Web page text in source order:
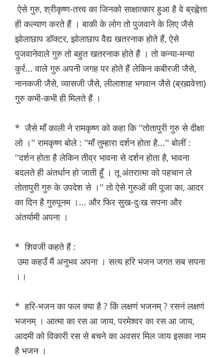
ऐसे गुरु, श्रीकृष्ण-तत्त्व का जिनको साक्षात्कार हुआ है वे ब्रह्वेत्ता
ही कल्याण करते हैं । बाकी के लोग तो पुजवाने के लिए जैसे
झोलाछाप डॉक्टर, झोलाछाप वैद्य खतरनाक होते हैं, ऐसे
पुजवानेवाले गुरु तो बहुत खतरनाक होते हैं । तो कन्या-मन्या
कुर्र... वाले गुरु अपनी जगह पर होते हैं लेकिन कबीरजी जैसे,
नानकजी जैसे, व्यासजी जैसे, लीलाशाह भगवान जैसे (ब्रह्मवेत्ता)
गुरु कभी-कभी ही मिलते हैं ।
* जैसे माँ काली ने रामकृष्ण को कहा कि ''तोतापुरी गुरु से दीक्षा
लो ।'' रामकृष्ण बोले : ''माँ तुम्हारा दर्शन होता है...'' बोलीं :
''दर्शन होता है लेकिन तीव्र भावना से दर्शन होता है, भावना
बदलते ही अंतर्धान हो जाती हूँ । तू अंतरात्मा को पहचान ले
तोतापुरी गुरु के उपदेश से ।'' तो ऐसे गुरुओं की पूजा का, आदर
का दिन है गुरुपूनम ।... और फिर सुख-दुःख सपना और
अंतर्यामी अपना ।
* शिवजी कहते हैं :
उमा कहउँ मैं अनुभव अपना । सत्य हरि भजन जगत सब सपना
।।
* हरि-भजन का फल क्या है ? किं लक्षणं भजनम् ? रसनं लक्षणं
भजनम् । आत्मा का रस आ जाय, परमेश्वर का रस आ जाय,
आदमी को विकारी रस से बचने का अवसर मिल जाय इसका नाम
है भजन ।